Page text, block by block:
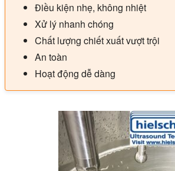
Điều kiện nhẹ, không nhiệt
Xử lý nhanh chóng
Chất lượng chiết xuất vượt trội
An toàn
Hoạt động dễ dàng